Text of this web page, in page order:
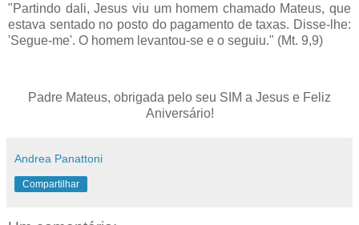
"Partindo dali, Jesus viu um homem chamado Mateus, que
estava sentado no posto do pagamento de taxas. Disse-lhe:
'Segue-me'. O homem levantou-se e o seguiu." (Mt. 9,9)
Padre Mateus, obrigada pelo seu SIM a Jesus e Feliz
Aniversário!
Andrea Panattoni
Compartilhar